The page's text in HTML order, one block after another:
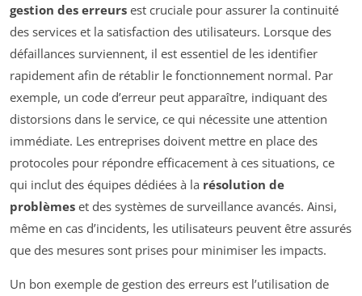
gestion des erreurs est cruciale pour assurer la continuité
des services et la satisfaction des utilisateurs. Lorsque des
défaillances surviennent, il est essentiel de les identifier
rapidement afin de rétablir le fonctionnement normal. Par
exemple, un code d’erreur peut apparaître, indiquant des
distorsions dans le service, ce qui nécessite une attention
immédiate. Les entreprises doivent mettre en place des
protocoles pour répondre efficacement à ces situations, ce
qui inclut des équipes dédiées à la résolution de
problèmes et des systèmes de surveillance avancés. Ainsi,
même en cas d’incidents, les utilisateurs peuvent être assurés
que des mesures sont prises pour minimiser les impacts.
Un bon exemple de gestion des erreurs est l’utilisation de